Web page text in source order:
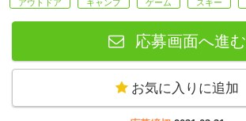
アウトドア
キャンプ ゲーム スキー
応募画面へ進む
お気に入りに追加